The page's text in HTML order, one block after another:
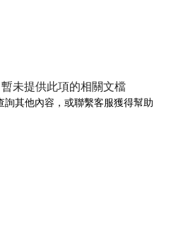
未提供此項的相關文檔
詢其他內容，或聯繫客服獲得幫助